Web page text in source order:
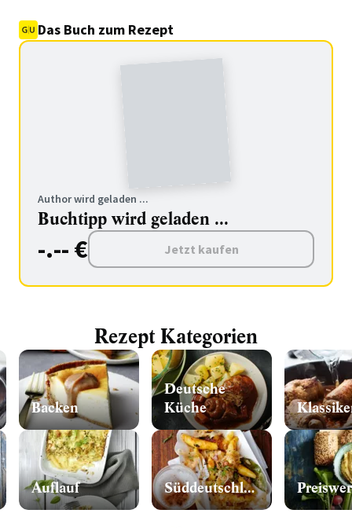
Das Buch zum Rezept
Author wird geladen ...
Buchtipp wird geladen ...
-.-- € Jetzt kaufen
Rezept Kategorien
Backen
Auflauf
Deutsche
Küche
Süddeutschland